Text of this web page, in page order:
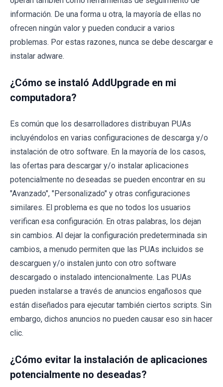
información. De una forma u otra, la mayoría de ellas no
ofrecen ningún valor y pueden conducir a varios
problemas. Por estas razones, nunca se debe descargar e
instalar adware.
¿Cómo se instaló AddUpgrade en mi
computadora?
Es común que los desarrolladores distribuyan PUAs
incluyéndolos en varias configuraciones de descarga y/o
instalación de otro software. En la mayoría de los casos,
las ofertas para descargar y/o instalar aplicaciones
potencialmente no deseadas se pueden encontrar en su
"Avanzado", "Personalizado" y otras configuraciones
similares. El problema es que no todos los usuarios
verifican esa configuración. En otras palabras, los dejan
sin cambios. Al dejar la configuración predeterminada sin
cambios, a menudo permiten que las PUAs incluidos se
descarguen y/o instalen junto con otro software
descargado o instalado intencionalmente. Las PUAs
pueden instalarse a través de anuncios engañosos que
están diseñados para ejecutar también ciertos scripts. Sin
embargo, dichos anuncios no pueden causar eso sin hacer
clic.
¿Cómo evitar la instalación de aplicaciones
potencialmente no deseadas?